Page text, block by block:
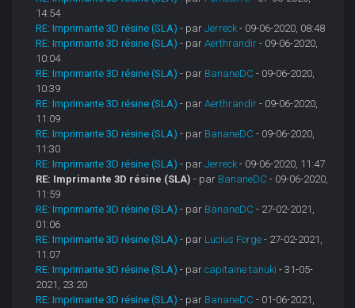
14:54
RE: Imprimante 3D résine (SLA) - parJerreck - 09-06-2020, 08:48
RE: Imprimante 3D résine (SLA) - parAerthrandir - 09-06-2020,
10:04
RE: Imprimante 3D résine (SLA) - par BananeDC - 09-06-2020,
10:39
RE: Imprimante 3D résine (SLA) - parAerthrandir - 09-06-2020,
11:09
RE: Imprimante 3D résine (SLA) - par BananeDC - 09-06-2020,
11:30
RE: Imprimante 3D résine (SLA) - parJerreck - 09-06-2020, 11:47
RE: Imprimante 3D résine (SLA) - par BananeDC - 09-06-2020,
11:59
RE: Imprimante 3D résine (SLA) - par BananeDC - 27-02-2021,
01:06
RE: Imprimante 3D résine (SLA) - par Lucius Forge - 27-02-2021,
11:07
RE: Imprimante 3D résine (SLA) - parcapitaine tanuki - 31-05-
2021, 23:20
RE: Imprimante 3D résine (SLA) - par BananeDC - 01-06-2021,